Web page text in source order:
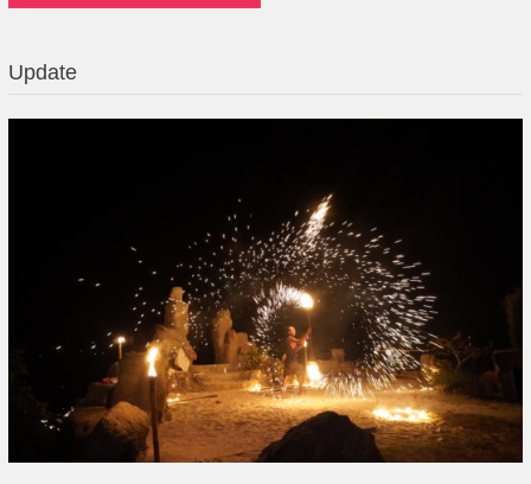
Update